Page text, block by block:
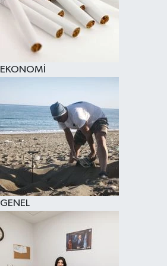
EKONOMİ
GENEL